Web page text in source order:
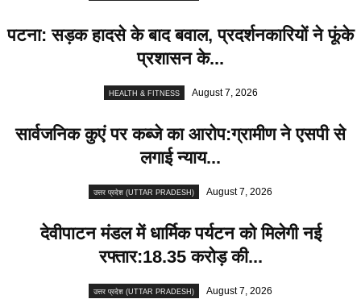
पटना: सड़क हादसे के बाद बवाल, प्रदर्शनकारियों ने फूंके
प्रशासन के...
HEALTH & FITNESS August 7, 2026
सार्वजनिक कुएं पर कब्जे का आरोप:ग्रामीण ने एसपी से
लगाई न्याय...
उत्तर प्रदेश (UTTAR PRADESH) August 7, 2026
देवीपाटन मंडल में धार्मिक पर्यटन को मिलेगी नई
रफ्तार:18.35 करोड़ की...
उत्तर प्रदेश (UTTAR PRADESH) August 7, 2026